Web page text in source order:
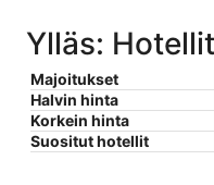
Ylläs:
Majoitukset
Halvin hinta
Korkein hinta
Suositut hotellit